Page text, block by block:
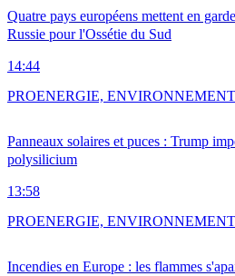
Quatre pays européens mettent en
Russie pour l'Ossétie du Sud
14:44
Panneaux solaires et puces : Trump
polysilicium
13:58
PROENERGIE,
Incendies en Europe : les flammes
PROENERGIE,